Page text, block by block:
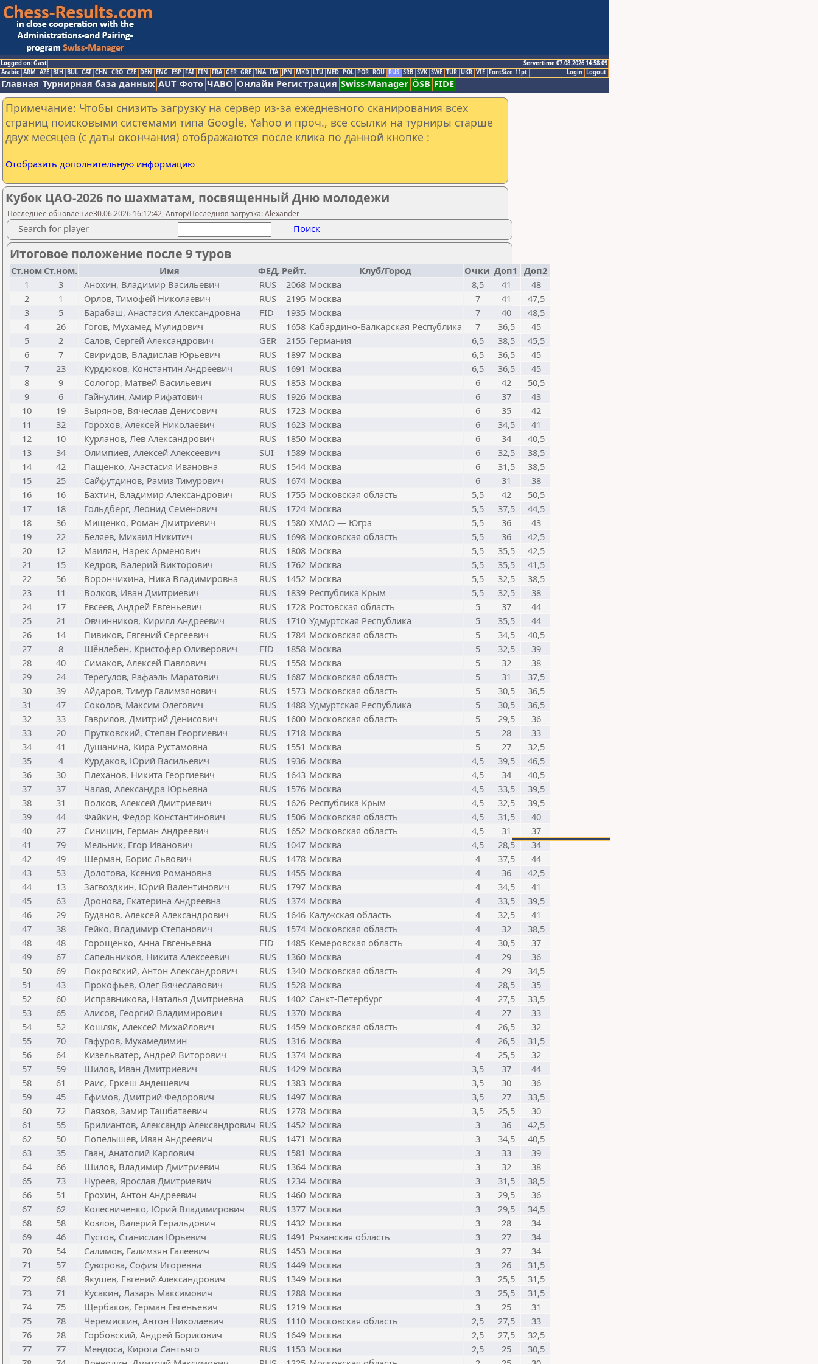
Logged on: Gast
Servertime 07.08.2026 14:58:09
Logout
Login
Arabic ARM AZE BIH BUL CAT CHN CRO CZE DEN ENG ESP FAI FIN FRA GER GRE INA ITA JPN MKD LTU NED POL POR ROU RUS SRB SVK SWE TUR UKR VIE FontSize:11pt
Главная Турнирная база данных AUT Фото ЧАВО Онлайн Регистрация Swiss-Manager ÖSB FIDE
Примечание: Чтобы снизить загрузку на сервер из-за ежедневного сканирования всех
страниц поисковыми системами типа Google, Yahoo и проч., все ссылки на турниры старше
двух месяцев (с даты окончания) отображаются после клика по данной кнопке :
Отобразить дополнительную информацию
Кубок ЦАО-2026 по шахматам, посвященный Дню молодежи
Последнее обновление30.06.2026 16:12:42, Автор/Последняя загрузка: Alexander
Search for player Поиск
Итоговое положение после 9 туров
Ст.ном Ст.ном. Имя ФЕД. Рейт. Клуб/Город Очки Доп1
Доп2
1
3 Анохин, Владимир Васильевич RUS 2068 Москва 8,5 41
48
2
1 Орлов, Тимофей Николаевич RUS 2195 Москва 7 41
47,5
3
5 Барабаш, Анастасия Александровна FID 1935 Москва 7 40
48,5
4
26 Гогов, Мухамед Мулидович RUS 1658 Кабардино-Балкарская Республика 7 36,5
45
5
2 Салов, Сергей Александрович GER 2155 Германия 6,5 38,5
45,5
6
7 Свиридов, Владислав Юрьевич RUS 1897 Москва 6,5 36,5
45
7
23 Курдюков, Константин Андреевич RUS 1691 Москва 6,5 36,5
45
8
9 Сологор, Матвей Васильевич RUS 1853 Москва 6 42
50,5
9
6 Гайнулин, Амир Рифатович RUS 1926 Москва 6 37
43
10
19 Зырянов, Вячеслав Денисович RUS 1723 Москва 6 35
42
11
32 Горохов, Алексей Николаевич RUS 1623 Москва 6 34,5
41
12
10 Курланов, Лев Александрович RUS 1850 Москва 6 34
40,5
13
34 Олимпиев, Алексей Алексеевич SUI 1589 Москва 6 32,5
38,5
14
42 Пащенко, Анастасия Ивановна RUS 1544 Москва 6 31,5
38,5
15
25 Сайфутдинов, Рамиз Тимурович RUS 1674 Москва 6 31
38
16
16 Бахтин, Владимир Александрович RUS 1755 Московская область 5,5 42
50,5
17
18 Гольдберг, Леонид Семенович RUS 1724 Москва 5,5 37,5
44,5
18
36 Мищенко, Роман Дмитриевич RUS 1580 ХМАО — Югра 5,5 36
43
19
22 Беляев, Михаил Никитич RUS 1698 Московская область 5,5 36
42,5
20
12 Маилян, Нарек Арменович RUS 1808 Москва 5,5 35,5
42,5
21
15 Кедров, Валерий Викторович RUS 1762 Москва 5,5 35,5
41,5
22
56 Ворончихина, Ника Владимировна RUS 1452 Москва 5,5 32,5
38,5
23
11 Волков, Иван Дмитриевич RUS 1839 Республика Крым 5,5 32,5
38
24
17 Евсеев, Андрей Евгеньевич RUS 1728 Ростовская область 5 37
44
25
21 Овчинников, Кирилл Андреевич RUS 1710 Удмуртская Республика 5 35,5
44
26
14 Пивиков, Евгений Сергеевич RUS 1784 Московская область 5 34,5
40,5
27
8 Шёнлебен, Кристофер Оливерович FID 1858 Москва 5 32,5
39
28
40 Симаков, Алексей Павлович RUS 1558 Москва 5 32
38
29
24 Терегулов, Рафаэль Маратович RUS 1687 Московская область 5 31
37,5
30
39 Айдаров, Тимур Галимзянович RUS 1573 Московская область 5 30,5
36,5
31
47 Соколов, Максим Олегович RUS 1488 Удмуртская Республика 5 30,5
36,5
32
33 Гаврилов, Дмитрий Денисович RUS 1600 Московская область 5 29,5
36
33
20 Прутковский, Степан Георгиевич RUS 1718 Москва 5 28
33
34
41 Душанина, Кира Рустамовна RUS 1551 Москва 5 27
32,5
35
4 Курдаков, Юрий Васильевич RUS 1936 Москва 4,5 39,5
46,5
36
30 Плеханов, Никита Георгиевич RUS 1643 Москва 4,5 34
40,5
37
37 Чалая, Александра Юрьевна RUS 1576 Москва 4,5 33,5
39,5
38
31 Волков, Алексей Дмитриевич RUS 1626 Республика Крым 4,5 32,5
39,5
39
44 Файкин, Фёдор Константинович RUS 1506 Московская область 4,5 31,5
40
40
27 Синицин, Герман Андреевич RUS 1652 Московская область 4,5 31
37
41
79 Мельник, Егор Иванович RUS 1047 Москва 4,5 28,5
34
42
49 Шерман, Борис Львович RUS 1478 Москва 4 37,5
44
43
53 Долотова, Ксения Романовна RUS 1455 Москва 4 36
42,5
44
13 Загвоздкин, Юрий Валентинович RUS 1797 Москва 4 34,5
41
45
63 Дронова, Екатерина Андреевна RUS 1374 Москва 4 33,5
39,5
46
29 Буданов, Алексей Александрович RUS 1646 Калужская область 4 32,5
41
47
38 Гейко, Владимир Степанович RUS 1574 Московская область 4 32
38,5
48
48 Горощенко, Анна Евгеньевна FID 1485 Кемеровская область 4 30,5
37
49
67 Сапельников, Никита Алексеевич RUS 1360 Москва 4 29
36
50
69 Покровский, Антон Александрович RUS 1340 Московская область 4 29
34,5
51
43 Прокофьев, Олег Вячеславович RUS 1528 Москва 4 28,5
35
52
60 Исправникова, Наталья Дмитриевна RUS 1402 Санкт-Петербург 4 27,5
33,5
53
65 Алисов, Георгий Владимирович RUS 1370 Москва 4 27
33
54
52 Кошляк, Алексей Михайлович RUS 1459 Московская область 4 26,5
32
55
70 Гафуров, Мухамедимин RUS 1316 Москва 4 26,5
31,5
56
64 Кизельватер, Андрей Виторович RUS 1374 Москва 4 25,5
32
57
59 Шилов, Иван Дмитриевич RUS 1429 Москва 3,5 37
44
58
61 Раис, Еркеш Андешевич RUS 1383 Москва 3,5 30
36
59
45 Ефимов, Дмитрий Федорович RUS 1497 Москва 3,5 27
33,5
60
72 Паязов, Замир Ташбатаевич RUS 1278 Москва 3,5 25,5
30
61
55 Брилиантов, Александр Александрович RUS 1452 Москва 3 36
42,5
62
50 Попелышев, Иван Андреевич RUS 1471 Москва 3 34,5
40,5
63
35 Гаан, Анатолий Карлович RUS 1581 Москва 3 33
39
64
66 Шилов, Владимир Дмитриевич RUS 1364 Москва 3 32
38
65
73 Нуреев, Ярослав Дмитриевич RUS 1234 Москва 3 31,5
38,5
66
51 Ерохин, Антон Андреевич RUS 1460 Москва 3 29,5
36
67
62 Колесниченко, Юрий Владимирович RUS 1377 Москва 3 29,5
34,5
68
58 Козлов, Валерий Геральдович RUS 1432 Москва 3 28
34
69
46 Пустов, Станислав Юрьевич RUS 1491 Рязанская область 3 27
34
70
54 Салимов, Галимзян Галеевич RUS 1453 Москва 3 27
34
71
57 Суворова, София Игоревна RUS 1449 Москва 3 26
31,5
72
68 Якушев, Евгений Александрович RUS 1349 Москва 3 25,5
31,5
73
71 Кусакин, Лазарь Максимович RUS 1288 Москва 3 25,5
31,5
74
75 Щербаков, Герман Евгеньевич RUS 1219 Москва 3 25
31
75
78 Черемискин, Антон Николаевич RUS 1110 Московская область 2,5 27,5
33
76
28 Горбовский, Андрей Борисович RUS 1649 Москва 2,5 27,5
32,5
77
77 Мендоса, Кирога Сантьяго RUS 1153 Москва 2,5 25
30,5